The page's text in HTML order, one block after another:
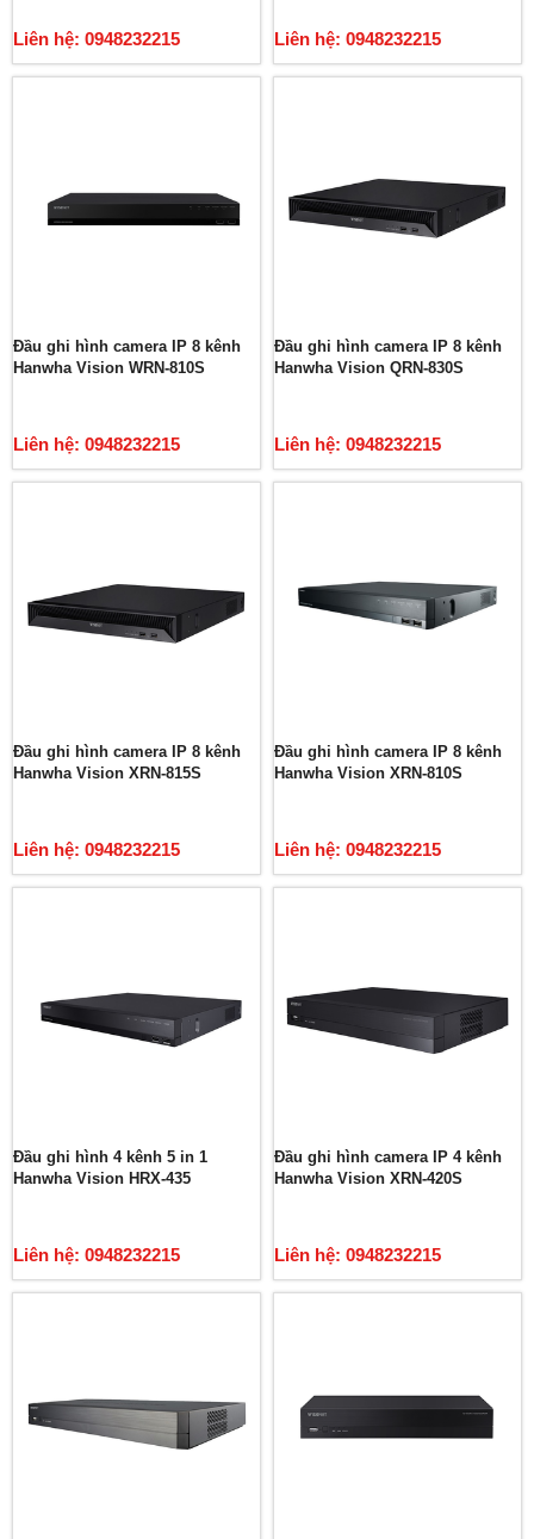
Liên hệ: 0948232215 Liên hệ: 0948232215
Đầu ghi hình camera IP 8 kênh
Hanwha Vision WRN-810S
Liên hệ: 0948232215
Đầu ghi hình camera IP 8 kênh
Hanwha Vision QRN-830S
Liên hệ: 0948232215
Đầu ghi hình camera IP 8 kênh
Hanwha Vision XRN-815S
Liên hệ: 0948232215
Đầu ghi hình camera IP 8 kênh
Hanwha Vision XRN-810S
Liên hệ: 0948232215
Đầu ghi hình 4 kênh 5 in 1
Hanwha Vision HRX-435
Liên hệ: 0948232215
Đầu ghi hình camera IP 4 kênh
Hanwha Vision XRN-420S
Liên hệ: 0948232215